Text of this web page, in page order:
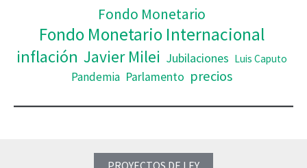
Fondo Monetario
Fondo Monetario Internacional
inflación Javier Milei Jubilaciones Luis Caputo
Pandemia Parlamento precios
PROYECTOS DE LEY